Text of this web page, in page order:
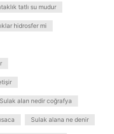
tatlı su mudur
hidrosfer mi
Sulak alan nedir coğrafya
Sulak alana ne denir